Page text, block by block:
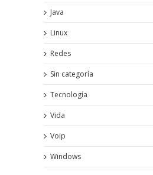
Java
Linux
Redes
Sin categoría
Tecnología
Vida
Voip
Windows